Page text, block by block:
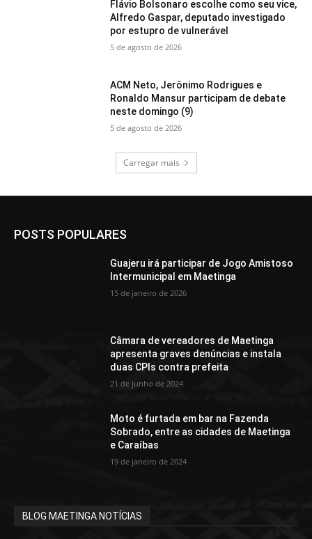
Flávio Bolsonaro escolhe como seu vice,
Alfredo Gaspar, deputado investigado
por estupro de vulnerável
5 de agosto de 2026
ACM Neto, Jerônimo Rodrigues e
Ronaldo Mansur participam de debate
neste domingo (9)
5 de agosto de 2026
Carregar mais
POSTS POPULARES
Guajeru irá participar de Jogo Amistoso
Intermunicipal em Maetinga
15 de janeiro de 2026
Câmara de vereadores de Maetinga
apresenta graves denúncias e instala
duas CPIs contra prefeita
21 de junho de 2024
Moto é furtada em bar na Fazenda
Sobrado, entre as cidades de Maetinga
e Caraíbas
19 de janeiro de 2024
BLOG MAETINGA NOTÍCIAS